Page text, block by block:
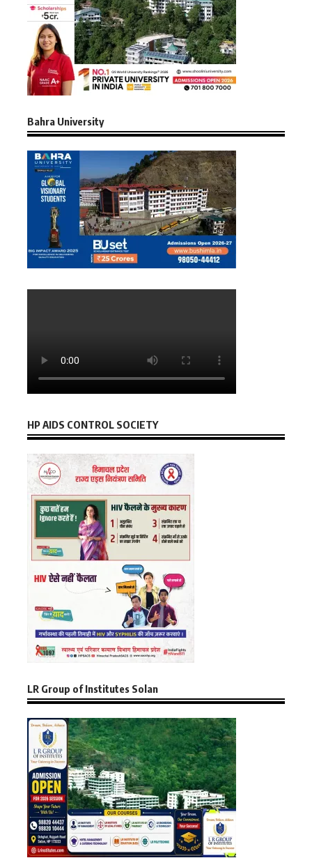
Bahra University
HP AIDS CONTROL SOCIETY
LR Group of Institutes Solan